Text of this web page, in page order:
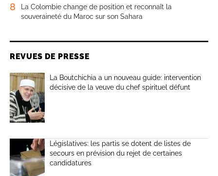
8
La Colombie change de position et reconnaît la
souveraineté du Maroc sur son Sahara
REVUES DE PRESSE
La Boutchichia a un nouveau guide: intervention
décisive de la veuve du chef spirituel défunt
Législatives: les partis se dotent de listes de
secours en prévision du rejet de certaines
candidatures